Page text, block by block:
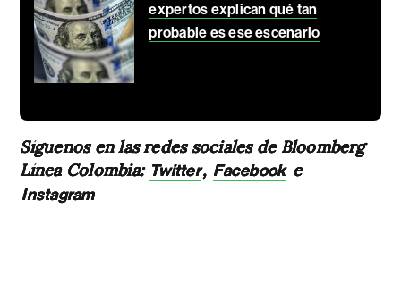
expertos explican qué tan
probable es ese escenario
Síguenos en las redes sociales de Bloomberg
Línea Colombia: Twitter, Facebook e
Instagram